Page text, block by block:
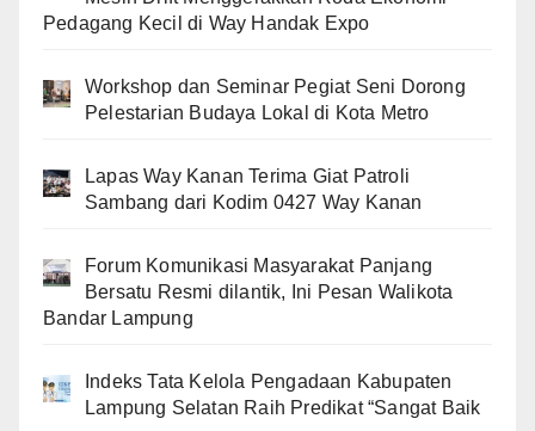
Pedagang Kecil di Way Handak Expo
Workshop dan Seminar Pegiat Seni Dorong
Pelestarian Budaya Lokal di Kota Metro
Lapas Way Kanan Terima Giat Patroli
Sambang dari Kodim 0427 Way Kanan
Forum Komunikasi Masyarakat Panjang
Bersatu Resmi dilantik, Ini Pesan Walikota
Bandar Lampung
Indeks Tata Kelola Pengadaan Kabupaten
Lampung Selatan Raih Predikat “Sangat Baik